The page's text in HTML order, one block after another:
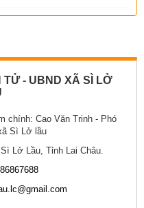
TỬ - UBND XÃ SÌ LỞ
chính: Cao Văn Trinh - Phó
Sì Lở lầu
Lở Lầu, Tỉnh Lai Châu.